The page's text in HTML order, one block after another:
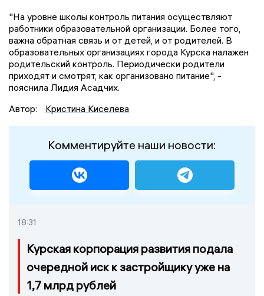
"На уровне школы контроль питания осуществляют
работники образовательной организации. Более того,
важна обратная связь и от детей, и от родителей. В
образовательных организациях города Курска налажен
родительский контроль. Периодически родители
приходят и смотрят, как организовано питание", -
пояснила Лидия Асадчих.
Автор:
Кристина Киселева
Комментируйте наши новости:
18:31
Курская корпорация развития подала
очередной иск к застройщику уже на
1,7 млрд рублей